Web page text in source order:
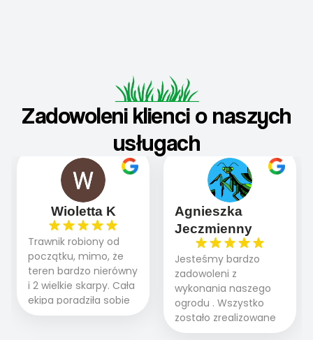
Zadowoleni klienci o naszych
usługach
Wioletta K
Trawnik robiony od
początku, mimo, że
teren bardzo nierówny
i 2 wielkie skarpy. Cała
ekipa poradziła sobie
WSPANIALE od
Agnieszka
Jeczmienny
Jesteśmy bardzo
zadowoleni z
wykonania naszego
ogrodu . Wszystko
zostało zrealizowane
fachowo, rzetelnie i